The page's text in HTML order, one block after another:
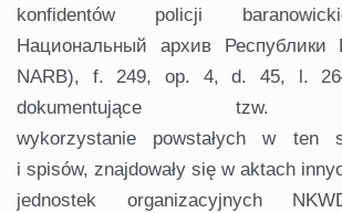
konfidentów policji
Национальный архив Республики
NARB), f. 249, op. 4, d. 45, l.
dokumentujące tzw.
wykorzystanie powstałych w ten
i spisów, znajdowały się w aktach
jednostek organizacyjnych